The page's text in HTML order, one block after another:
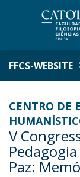
FFCS-WEBSITE
CENTRO DE
V
Paz: